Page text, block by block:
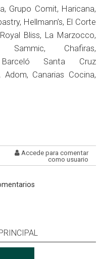
Grupo Comit, Haricana,
Hellmann’s, El Corte
Bliss, La Marzocco,
Chafiras,
Barceló Santa Cruz
Canarias Cocina,
Accede para comentar
como usuario